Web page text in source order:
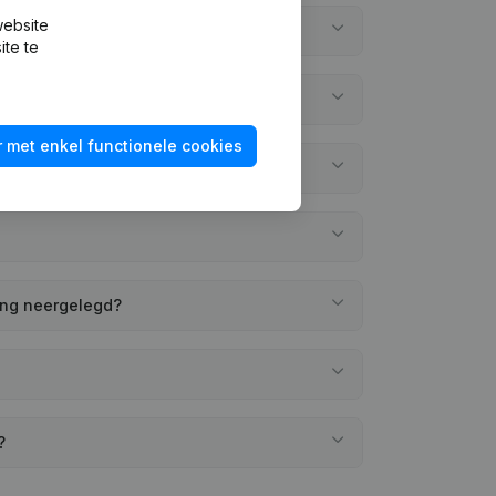
neergelegd?
te
met enkel functionele cookies